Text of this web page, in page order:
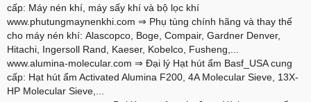
cấp: Máy nén khí, máy sấy khí và bộ lọc khí
www.phutungmaynenkhi.com ⇒ Phụ tùng chính hãng và thay thế
cho máy nén khí: Alascopco, Boge, Compair, Gardner Denver,
Hitachi, Ingersoll Rand, Kaeser, Kobelco, Fusheng,...
www.alumina-molecular.com ⇒ Đại lý Hạt hút ẩm Basf_USA cung
cấp: Hạt hút ẩm Activated Alumina F200, 4A Molecular Sieve, 13X-
HP Molecular Sieve,...